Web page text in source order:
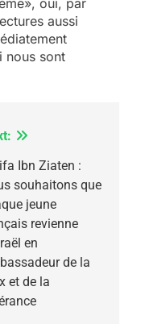
oui, par
aussi
nous sont
Ibn Ziaten :
souhaitons que
jeune
revienne
en
de la
et de la